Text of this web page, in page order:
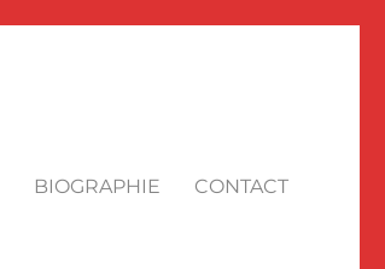
BIOGRAPHIE CONTACT